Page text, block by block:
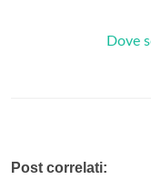
Dove
Post correlati: